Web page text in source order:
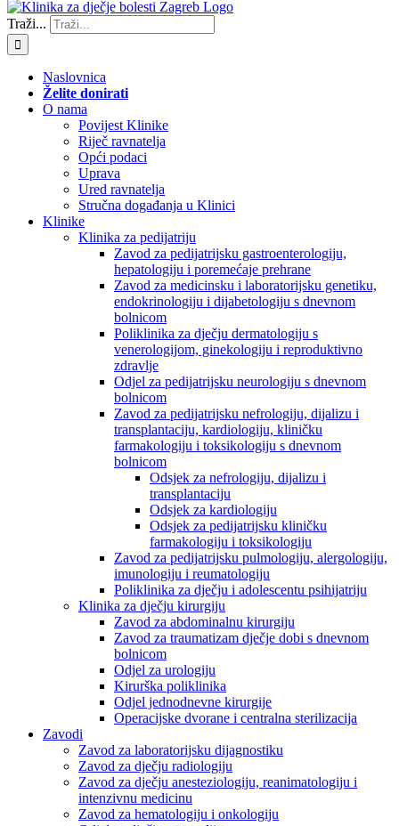
Traži...
Naslovnica
Želite donirati
O nama
Povijest Klinike
Riječ ravnatelja
Opći podaci
Uprava
Ured ravnatelja
Stručna događanja u Klinici
Klinike
Klinika za pedijatriju
Zavod za pedijatrijsku gastroenterologiju,
hepatologiju i poremećaje prehrane
Zavod za medicinsku i laboratorijsku genetiku,
endokrinologiju i dijabetologiju s dnevnom
bolnicom
Poliklinika za dječju dermatologiju s
venerologijom, ginekologiju i reproduktivno
zdravlje
Odjel za pedijatrijsku neurologiju s dnevnom
bolnicom
Zavod za pedijatrijsku nefrologiju, dijalizu i
transplantaciju, kardiologiju, kliničku
farmakologiju i toksikologiju s dnevnom
bolnicom
Odsjek za nefrologiju, dijalizu i
transplantaciju
Odsjek za kardiologiju
Odsjek za pedijatrijsku kliničku
farmakologiju i toksikologiju
Zavod za pedijatrijsku pulmologiju, alergologiju,
imunologiju i reumatologiju
Poliklinika za dječju i adolescentu psihijatriju
Klinika za dječju kirurgiju
Zavod za abdominalnu kirurgiju
Zavod za traumatizam dječje dobi s dnevnom
bolnicom
Odjel za urologiju
Kirurška poliklinika
Odjel jednodnevne kirurgije
Operacijske dvorane i centralna sterilizacija
Zavodi
Zavod za laboratorijsku dijagnostiku
Zavod za dječju radiologiju
Zavod za dječju anesteziologiju, reanimatologiju i
intenzivnu medicinu
Zavod za hematologiju i onkologiju